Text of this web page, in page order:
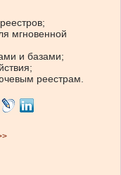
мгновенной
и базами;
реестрам.